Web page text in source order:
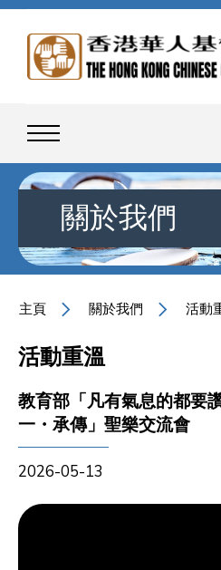
關於我們
主頁 關於我們 活動
活動重溫
教育部「凡有氣息的都
一・承傳」聖樂交流會
2026-05-13